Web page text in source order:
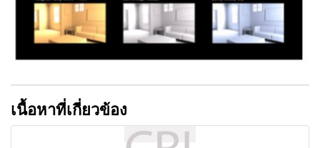
เนื้อหาที่เกี่ยวข้อง